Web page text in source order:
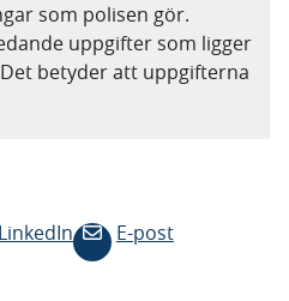
som polisen gör.
uppgifter som ligger
betyder att uppgifterna
LinkedIn E-post